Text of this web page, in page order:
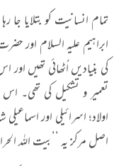
تمام انسانیت کو بتلایا
ابراہیم علیہ السلام اور
کی بنیادیں اُٹھائی تھیں
تعمیر و تشکیل کی تھی۔
اولاد؛ اسرائیلی اور
اصل مرکز یہ ’’بیت اللہ